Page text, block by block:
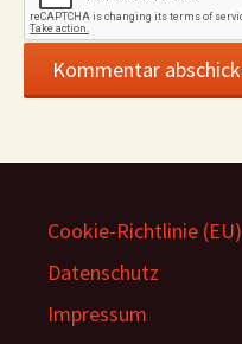
Cookie-Richtlinie (EU)
Datenschutz
Impressum